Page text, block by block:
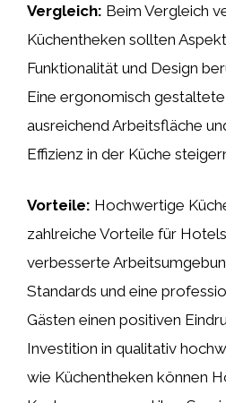
Vergleich: Beim Vergleich
Küchentheken sollten
Funktionalität und Design
Eine ergonomisch
ausreichend Arbeitsfläche
Effizienz in der Küche
Vorteile: Hochwertige
zahlreiche Vorteile für
verbesserte
Standards und eine
Gästen einen positiven
Investition in qualitativ
wie Küchentheken können